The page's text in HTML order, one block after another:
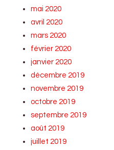
mai 2020
avril 2020
mars 2020
février 2020
janvier 2020
décembre 2019
novembre 2019
octobre 2019
septembre 2019
août 2019
juillet 2019